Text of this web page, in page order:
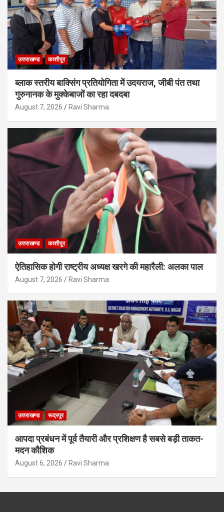
उत्तराखण्ड काशीपुर
ब्लाक स्तरीय बाक्सिंग प्रतियोगिता में उदयराज, जीबी पंत तथा
गुरुनानक के मुक्केबाजों का रहा दबदबा
August 7, 2026 Ravi Sharma
उत्तराखण्ड काशीपुर
ऐतिहासिक होगी राष्ट्रीय अध्यक्ष खरगे की महारैली: अलका पाल
August 7, 2026 Ravi Sharma
उत्तराखण्ड रूद्रपुर
आपदा प्रबंधन में पूर्व तैयारी और प्रशिक्षण है सबसे बड़ी ताकत-
मदन कौशिक
August 6, 2026 Ravi Sharma